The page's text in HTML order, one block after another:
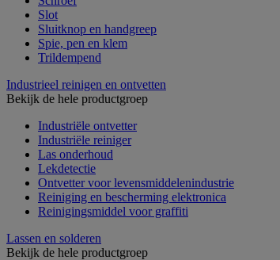
Slot
Sluitknop en handgreep
Spie, pen en klem
Trildempend
Industrieel reinigen en ontvetten
Bekijk de hele productgroep
Industriële ontvetter
Industriële reiniger
Las onderhoud
Lekdetectie
Ontvetter voor levensmiddelenindustrie
Reiniging en bescherming elektronica
Reinigingsmiddel voor graffiti
Lassen en solderen
Bekijk de hele productgroep